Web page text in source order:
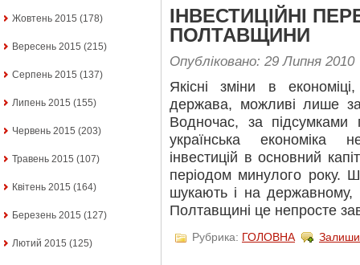
Жовтень 2015 (178)
Вересень 2015 (215)
Серпень 2015 (137)
Липень 2015 (155)
Червень 2015 (203)
Травень 2015 (107)
Квітень 2015 (164)
Березень 2015 (127)
Лютий 2015 (125)
ІНВЕСТИЦІЙНІ
ПОЛТАВЩИНИ
Опубліковано: 29 Липня 2010
Якісні зміни в
держава, можливі лише за
Водночас, за підсумками
українська економіка
інвестицій в основний
періодом минулого року.
шукають і на державному,
Полтавщині це непросте
Рубрика: ГОЛОВНА